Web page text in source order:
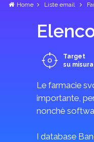
Home Liste email
Target
su misura
Le farmacie
importante,
nonchè
I database